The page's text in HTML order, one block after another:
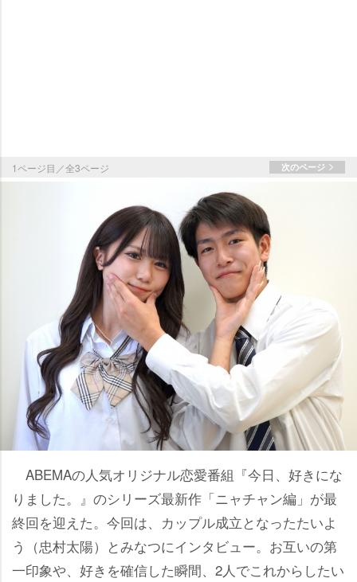
1ページ目／全3ページ 次のページ
ABEMAの人気オリジナル恋愛番組『今日、好きにな
りました。』のシリーズ最新作「ニャチャン編」が最
終回を迎えた。今回は、カップル成立となったたいよ
う（忠村太陽）とみなつにインタビュー。お互いの第
一印象や、好きを確信した瞬間、2人でこれからしたい